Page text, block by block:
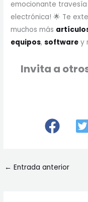
emocionante
electrónica! 🌟 Te
muchos más
equipos,software y
Invita a
← Entrada anterior